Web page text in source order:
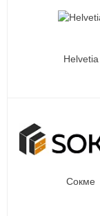
Helvetia
Сокме